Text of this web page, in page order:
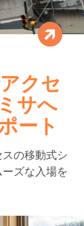
クセ
サへ
ート
の移動式シ
ズな入場を